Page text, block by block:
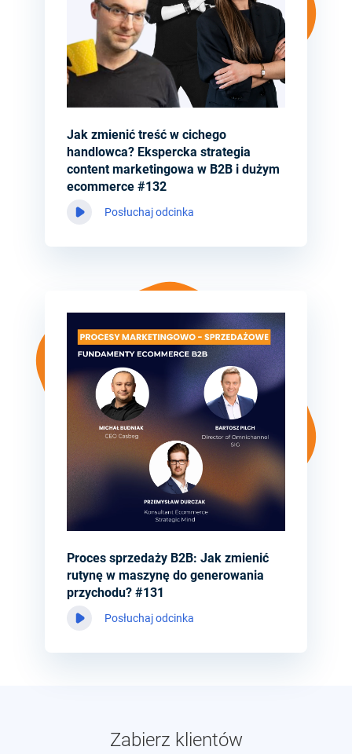
Jak zmienić treść w cichego
handlowca? Ekspercka strategia
content marketingowa w B2B i dużym
ecommerce #132
Posłuchaj odcinka
Proces sprzedaży B2B: Jak zmienić
rutynę w maszynę do generowania
przychodu? #131
Posłuchaj odcinka
Zabierz klientów